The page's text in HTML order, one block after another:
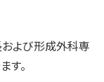
よび形成外科専
す。